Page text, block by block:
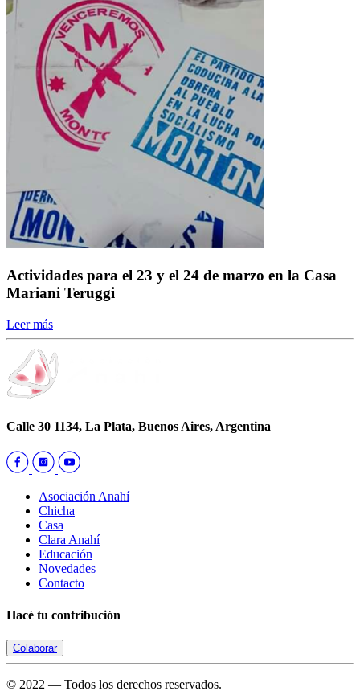
Actividades para el 23 y el 24 de marzo en la Casa
Mariani Teruggi
Leer más
Calle 30 1134, La Plata, Buenos Aires, Argentina
Asociación Anahí
Chicha
Casa
Clara Anahí
Educación
Novedades
Contacto
Hacé tu contribución
Colaborar
© 2022 — Todos los derechos reservados.